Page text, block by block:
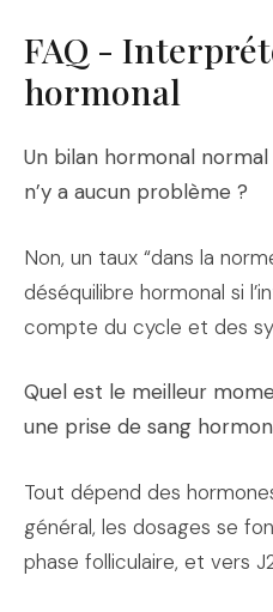
FAQ -
hormonal
Un bilan hormonal
n’y a aucun problème ?
Non, un taux “dans la
déséquilibre hormonal si
compte du cycle et des
Quel est le meilleur
une prise de sang
Tout dépend des
général, les dosages se
phase folliculaire, et vers